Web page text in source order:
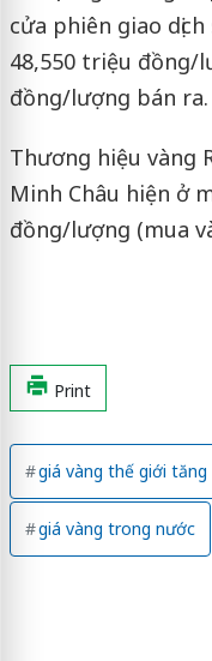
cửa phiên giao
48,550 triệu đồng/
đồng/lượng bán ra.
Thương hiệu vàng
Minh Châu hiện ở
đồng/lượng (mua
Print
giá vàng thế giới tăng
giá vàng trong nước